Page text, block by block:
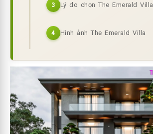
3 Lý do chọn The Emerald Villa
4 Hình ảnh The Emerald Villa